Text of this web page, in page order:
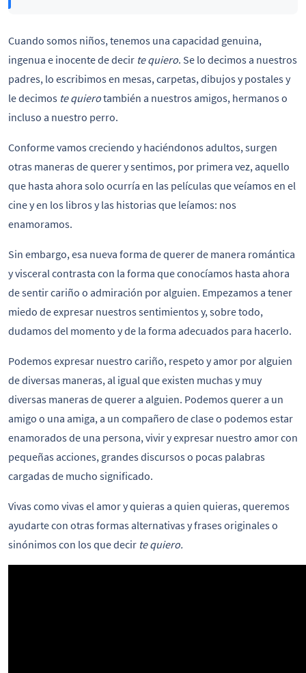
Cuando somos niños, tenemos una capacidad genuina,
ingenua e inocente de decir te quiero. Se lo decimos a nuestros
padres, lo escribimos en mesas, carpetas, dibujos y postales y
le decimos te quierotambién a nuestros amigos, hermanos o
incluso a nuestro perro.
Conforme vamos creciendo y haciéndonos adultos, surgen
otras maneras de querer y sentimos, por primera vez, aquello
que hasta ahora solo ocurría en las películas que veíamos en el
cine y en los libros y las historias que leíamos: nos
enamoramos.
Sin embargo, esa nueva forma de querer de manera romántica
y visceral contrasta con la forma que conocíamos hasta ahora
de sentir cariño o admiración por alguien. Empezamos a tener
miedo de expresar nuestros sentimientos y, sobre todo,
dudamos del momento y de la forma adecuados para hacerlo.
Podemos expresar nuestro cariño, respeto y amor por alguien
de diversas maneras, al igual que existen muchas y muy
diversas maneras de querer a alguien. Podemos querer a un
amigo o una amiga, a un compañero de clase o podemos estar
enamorados de una persona, vivir y expresar nuestro amor con
pequeñas acciones, grandes discursos o pocas palabras
cargadas de mucho significado.
Vivas como vivas el amor y quieras a quien quieras, queremos
ayudarte con otras formas alternativas y frases originales o
sinónimos con los que decir te quiero.